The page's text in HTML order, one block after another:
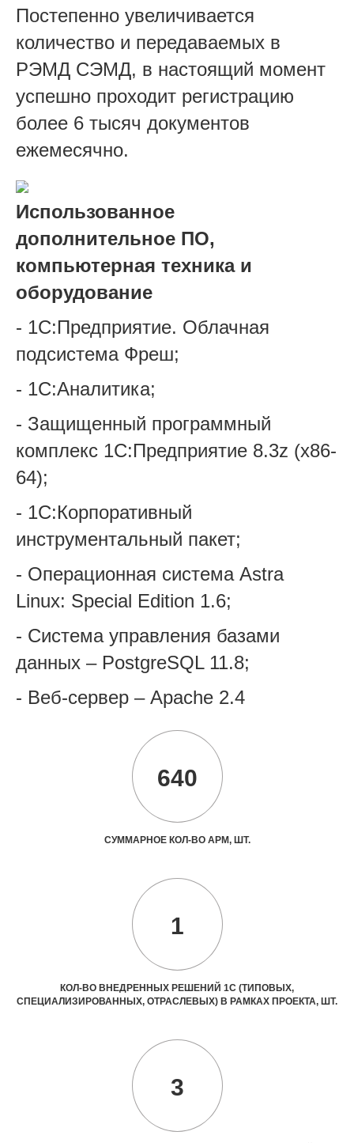
Постепенно увеличивается
количество и передаваемых в
РЭМД СЭМД, в настоящий момент
успешно проходит регистрацию
более 6 тысяч документов
ежемесячно.
Использованное
дополнительное ПО,
компьютерная техника и
оборудование
- 1С:Предприятие. Облачная
подсистема Фреш;
- 1С:Аналитика;
- Защищенный программный
комплекс 1С:Предприятие 8.3z (x86-
64);
- 1С:Корпоративный
инструментальный пакет;
- Операционная система Astra
Linux: Special Edition 1.6;
- Система управления базами
данных – PostgreSQL 11.8;
- Веб-сервер – Apache 2.4
640
СУММАРНОЕ КОЛ-ВО АРМ, ШТ.
1
КОЛ-ВО ВНЕДРЕННЫХ РЕШЕНИЙ 1С (ТИПОВЫХ,
СПЕЦИАЛИЗИРОВАННЫХ, ОТРАСЛЕВЫХ) В РАМКАХ ПРОЕКТА, ШТ.
3